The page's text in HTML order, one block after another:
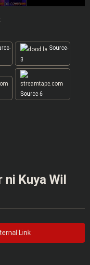
Source-
3
Source-6
ni Kuya Wil
Link